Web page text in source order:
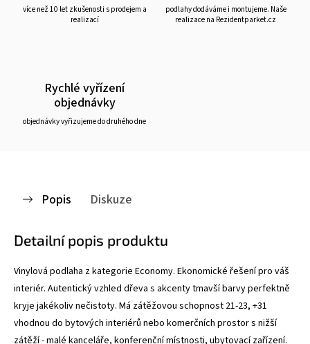
více než 10 let zkušenosti s prodejem a
realizací
podlahy dodáváme i montujeme. Naše
realizace na Rezidentparket.cz
Rychlé vyřízení
objednávky
objednávky vyřizujeme do druhého dne
Popis Diskuze
Detailní popis produktu
Vinylová podlaha z kategorie Economy. Ekonomické řešení pro váš
interiér. Autentický vzhled dřeva s akcenty tmavší barvy perfektně
kryje jakékoliv nečistoty. Má zátěžovou schopnost 21-23, +31
vhodnou do bytových interiérů nebo komerčních prostor s nižší
zátěží - malé kanceláře, konferenční místnosti, ubytovací zařízení.